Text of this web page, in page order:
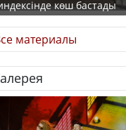
көш бастады
Казахстан возглавил
благополучия
среди стран Центральной
Азии
материалы